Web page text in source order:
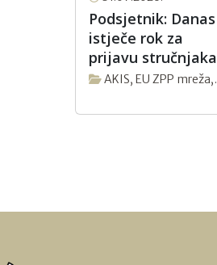
Podsjetnik: Danas
istječe rok za
prijavu stručnjaka
u tri nove fokus
Mreže
AKIS, EU ZPP mreža,